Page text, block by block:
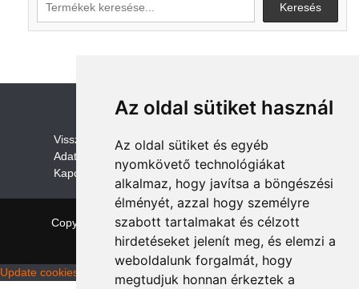
Az oldal sütiket használ
Az oldal sütiket és egyéb
nyomkövető technológiákat
alkalmaz, hogy javítsa a böngészési
élményét, azzal hogy személyre
szabott tartalmakat és célzott
hirdetéseket jelenít meg, és elemzi a
weboldalunk forgalmát, hogy
megtudjuk honnan érkeztek a
Keresés
Visszaküldési és visszatérítési szabályzat
Adatvédelem /GDPR
Kapcsolat
Copyright © 2026 quadalkatreszek.com | Theme:
NewStoreby ThemeFarmer
Update cookies preferences